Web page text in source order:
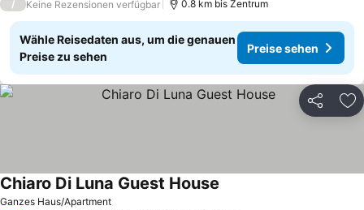
/ Keine Rezensionen verfügbar 0.8 km bis Zentrum
Wähle Reisedaten aus, um die genauen
Preise zu sehen
Preise sehen
Teilen
Ganzes Haus/Apartment
Chiaro Di Luna Guest House